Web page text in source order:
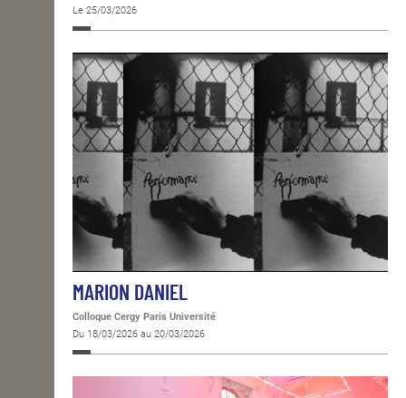
Le 25/03/2026
MARION DANIEL
Colloque Cergy Paris Université
Du 18/03/2026 au 20/03/2026